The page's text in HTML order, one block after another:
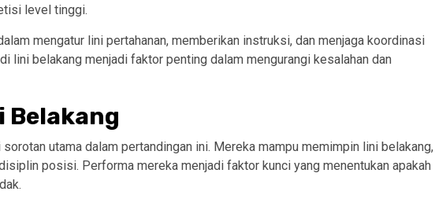
level tinggi.
mengatur lini pertahanan, memberikan instruksi, dan menjaga koordinasi
lini belakang menjadi faktor penting dalam mengurangi kesalahan dan
Belakang
utama dalam pertandingan ini. Mereka mampu memimpin lini belakang,
posisi. Performa mereka menjadi faktor kunci yang menentukan apakah